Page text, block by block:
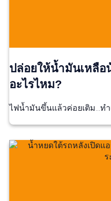
ปล่อยให้น้ำมันเหลือ
อะไรไหม?
ไฟน้ำมันขึ้นแล้วค่อยเติม…ทำ